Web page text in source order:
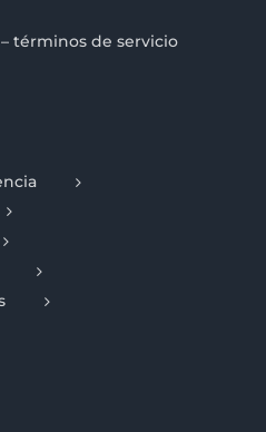
términos de servicio